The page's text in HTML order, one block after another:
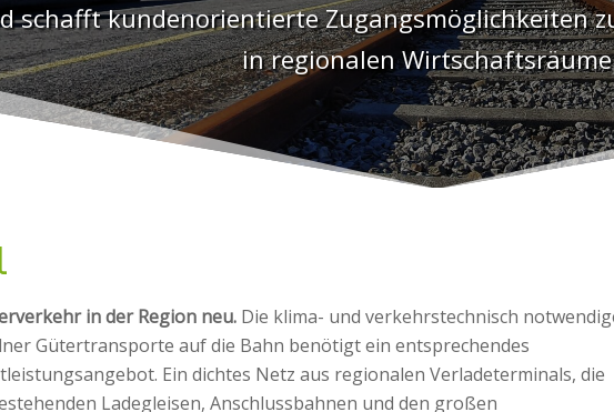
schafft kundenorientierte Zugangsmöglichkeiten
in regionalen
in der Region neu. Die klima- und verkehrstechnisch
Gütertransporte auf die Bahn benötigt ein entsprechendes
Ein dichtes Netz aus regionalen Verladeterminals, die
Ladegleisen, Anschlussbahnen und den großen